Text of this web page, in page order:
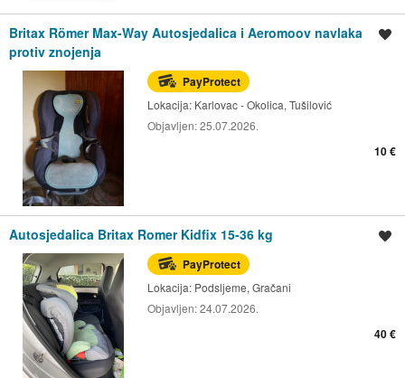
Britax Römer Max-Way Autosjedalica i Aeromoov navlaka
protiv znojenja
PayProtect
Lokacija: Karlovac - Okolica, Tušilović
Objavljen:25.07.2026.
10 €
Autosjedalica Britax Romer Kidfix 15-36 kg
PayProtect
Lokacija: Podsljeme, Gračani
Objavljen:24.07.2026.
40 €